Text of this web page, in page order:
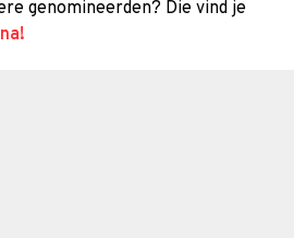
genomineerden? Die vind je